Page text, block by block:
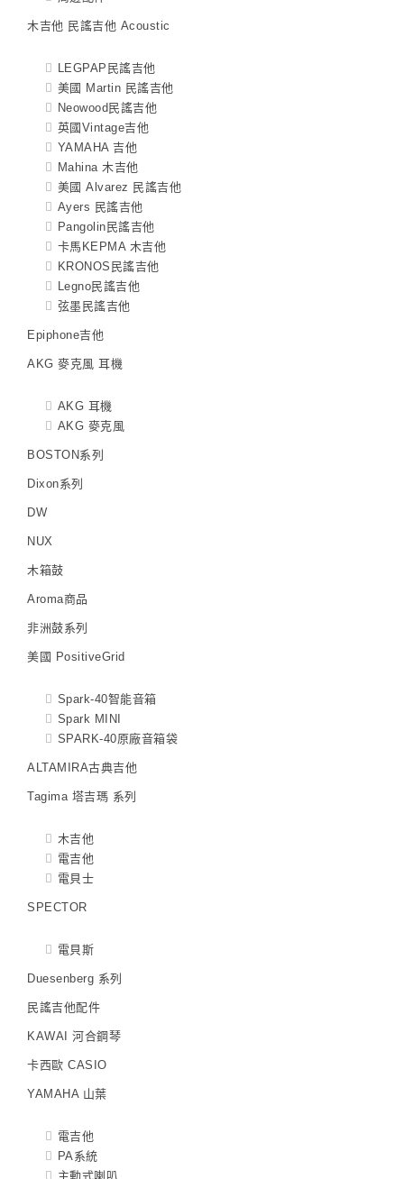
木吉他 民謠吉他 Acoustic
LEGPAP民謠吉他
美國 Martin 民謠吉他
Neowood民謠吉他
英國Vintage吉他
YAMAHA 吉他
Mahina 木吉他
美國 Alvarez 民謠吉他
Ayers 民謠吉他
Pangolin民謠吉他
卡馬KEPMA 木吉他
KRONOS民謠吉他
Legno民謠吉他
弦墨民謠吉他
Epiphone吉他
AKG 麥克風 耳機
AKG 耳機
AKG 麥克風
BOSTON系列
Dixon系列
DW
NUX
木箱鼓
Aroma商品
非洲鼓系列
美國 PositiveGrid
Spark-40智能音箱
Spark MINI
SPARK-40原廠音箱袋
ALTAMIRA古典吉他
Tagima 塔吉瑪 系列
木吉他
電吉他
電貝士
SPECTOR
電貝斯
Duesenberg 系列
民謠吉他配件
KAWAI 河合鋼琴
卡西歐 CASIO
YAMAHA 山葉
電吉他
PA系統
主動式喇叭